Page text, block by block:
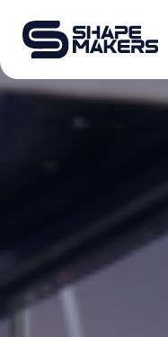
O & P
Mobiliteit
Over ons